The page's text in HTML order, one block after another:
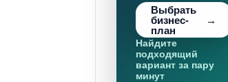
Выбрать
бизнес-
план
Найдите
подходящий
вариант за пару
минут